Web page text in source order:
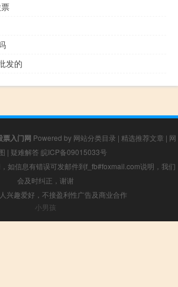
发的
票入门网 Powered by 网站分类目录 | 精选推荐文章 | 网
| 疑难解答 皖ICP备09015033号
如信息有错误可发邮件到f_fb#foxmail.com说明，我们
会及时纠正，谢谢
兴趣爱好，不接盈利性广告及商业合作
小男孩